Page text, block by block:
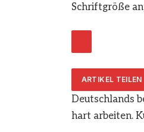
Schriftgröße
ARTIKEL TEILEN
Deutschlands
hart arbeiten.